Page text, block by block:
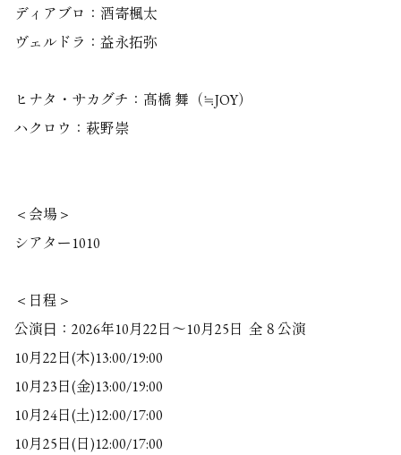
ディアブロ：酒寄楓太
ヴェルドラ：益永拓弥
ヒナタ・サカグチ：髙橋 舞（≒JOY）
ハクロウ：萩野崇
＜会場＞
シアター1010
＜日程＞
公演⽇：2026年10月22日～10月25日 全８公演
10月22日(木)13:00/19:00
10月23日(金)13:00/19:00
10月24日(土)12:00/17:00
10月25日(日)12:00/17:00